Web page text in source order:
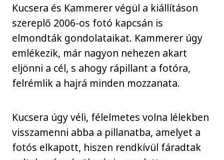
Kucsera és Kammerer végül a kiállításon
szereplő 2006-os fotó kapcsán is
elmondták gondolataikat. Kammerer úgy
emlékezik, már nagyon nehezen akart
eljönni a cél, s ahogy rápillant a fotóra,
felrémlik a hajrá minden mozzanata.
Kucsera úgy véli, félelmetes volna lélekben
visszamenni abba a pillanatba, amelyet a
fotós elkapott, hiszen rendkívül fáradtak